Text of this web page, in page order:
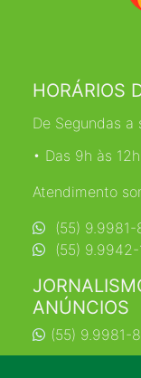
HORÁRIOS
De Segundas a
• Das 9h às
Atendimento
(55) 9.9981-
(55)
ANÚNCIOS
(55) 9.9981-